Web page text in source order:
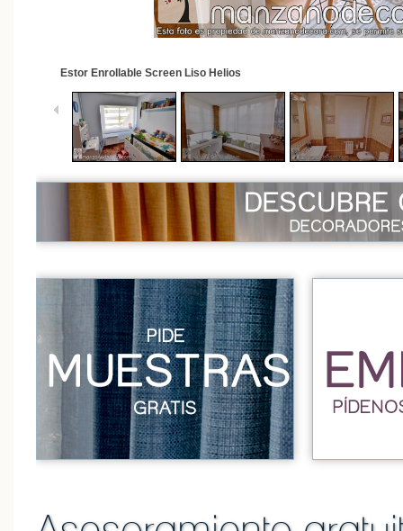
Estor Enrollable Screen Liso Helios